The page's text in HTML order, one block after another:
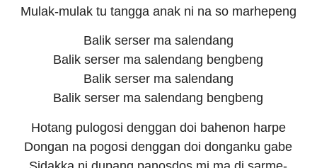
Mulak-mulak tu tangga anak ni na so marhepeng
Balik serser ma salendang
Balik serser ma salendang bengbeng
Balik serser ma salendang
Balik serser ma salendang bengbeng
Hotang pulogosi denggan doi bahenon harpe
Dongan na pogosi denggan doi donganku gabe